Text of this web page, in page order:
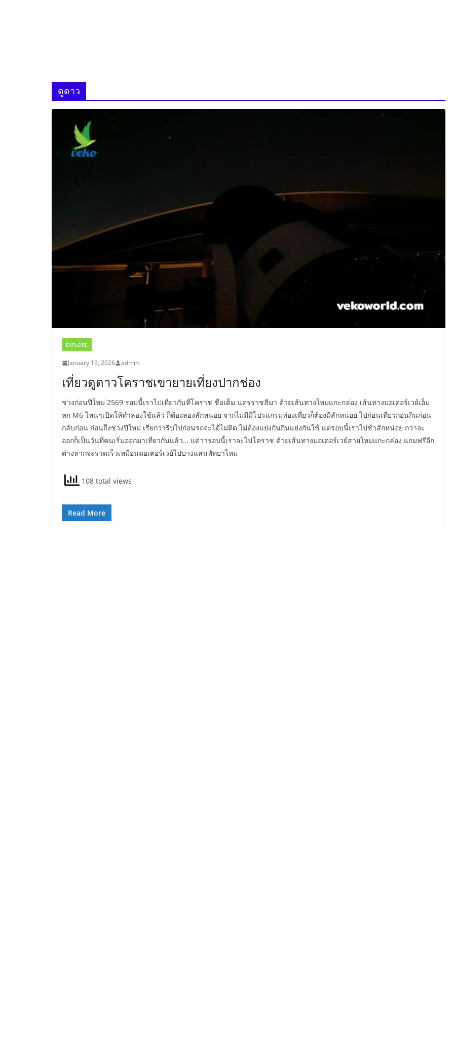
ดูดาว
EXPLORE
January 19, 2026 admin
เที่ยวดูดาวโคราชเขายายเที่ยงปากช่อง
ช่วงก่อนปีใหม่ 2569 รอบนี้เราไปเที่ยวกันที่โคราช ชื่อเต็ม นครราชสีมา ด้วยเส้นทางใหม่แกะกล่อง เส้นทางมอเตอร์เวย์เอ็ม
หก M6 ไหนๆเปิดให้ทำลองใช้แล้ว ก็ต้องลองสักหน่อย จากไม่มีมีโปรแกรมท่องเที่ยวก็ต้องมีสักหน่อย ไปก่อนเที่ยวก่อนกินก่อน
กลับก่อน ก่อนถึงช่วงปีใหม่ เรียกว่ารีบไปก่อนรถจะได้ไม่ติด ไม่ต้องแย่งกันกินแย่งกันใช้ แต่รอบนี้เราไปช้าสักหน่อย กว่าจะ
ออกก็เป็นวันที่คนเริ่มออกมาเที่ยวกันแล้ว… แต่ว่ารอบนี้เราจะไปโคราช ด้วยเส้นทางมอเตอร์เวย์สายใหม่แกะกล่อง แถมฟรีอีก
ต่างหากจะรวดเร็วเหมือนมอเตอร์เวย์ไปบางแสนพัทยาไหม
108 total views
Read More